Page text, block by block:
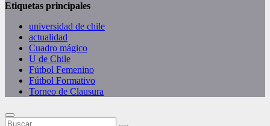
Etiquetas principales
universidad de chile
actualidad
Cuadro mágico
U de Chile
Fútbol Femenino
Fútbol Formativo
Torneo de Clausura